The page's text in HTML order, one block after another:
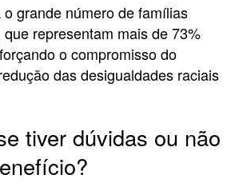
grande número de famílias
representam mais de 73%
o compromisso do
das desigualdades raciais
tiver dúvidas ou não